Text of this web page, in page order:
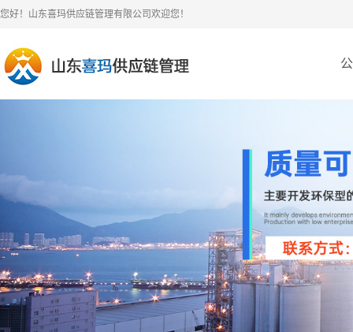
您好！山东喜玛供应链管理有限公司欢迎您！